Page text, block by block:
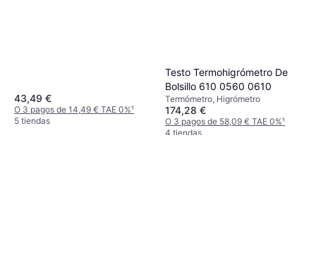
43,49 €
O 3 pagos de 14,49 € TAE 0%¹
5 tiendas
Testo Termohigrómetro De
Bolsillo 610 0560 0610
Termómetro, Higrómetro
174,28 €
O 3 pagos de 58,09 € TAE 0%¹
4 tiendas